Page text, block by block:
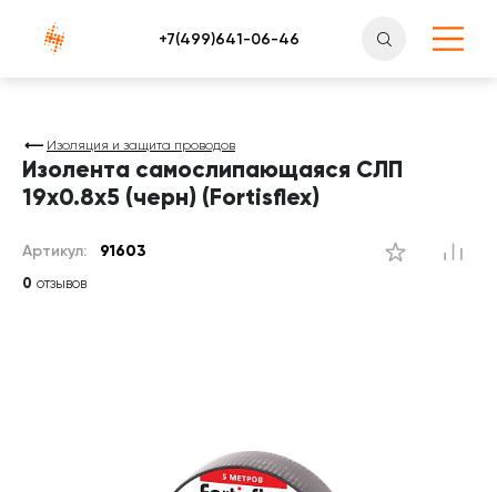
Атлантснаб
Изоляция и защита проводов
Изолента самослипающаяся СЛП
19х0.8х5 (черн) (Fortisflex)
Артикул: 91603